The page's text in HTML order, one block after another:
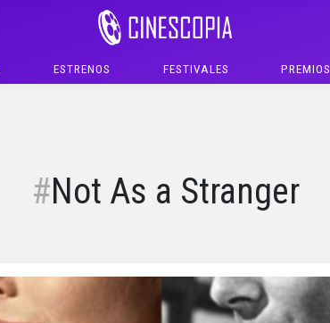
ESTRENOS FESTIVALES PREMIOS
Not As a Stranger